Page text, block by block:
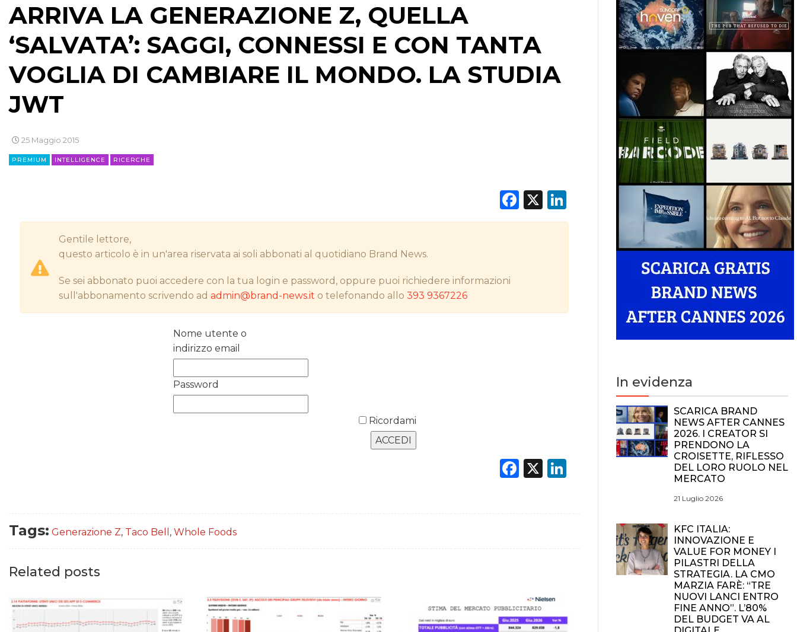
TREND
ARRIVA LA GENERAZIONE Z, QUELLA
‘SALVATA’: SAGGI, CONNESSI E CON TANTA
VOGLIA DI CAMBIARE IL MONDO. LA STUDIA
JWT
25 Maggio 2015
PREMIUM INTELLIGENCE RICERCHE
Facebook
X LinkedIn
Gentile lettore,
questo articolo è in un'area riservata ai soli abbonati al quotidiano Brand News.
Se sei abbonato puoi accedere con la tua login e password, oppure puoi richiedere informazioni
sull'abbonamento scrivendo adadmin@brand-news.it o telefonando allo393 9367226
Nome utente o
indirizzo email
Password
Ricordami
Facebook
X LinkedIn
Tags: Generazione Z, Taco Bell , Whole Foods
Related posts
In evidenza
SCARICA BRAND
NEWS AFTER CANNES
2026. I CREATOR SI
PRENDONO LA
CROISETTE, RIFLESSO
DEL LORO RUOLO NEL
MERCATO
21 Luglio 2026
KFC ITALIA:
INNOVAZIONE E
VALUE FOR MONEY I
PILASTRI DELLA
STRATEGIA. LA CMO
MARZIA FARÈ: “TRE
NUOVI LANCI ENTRO
FINE ANNO”. L’80%
DEL BUDGET VA AL